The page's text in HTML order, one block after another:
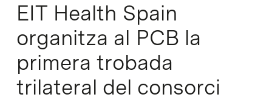
EIT Health Spain
organitza al PCB la
primera trobada
trilateral del consorci